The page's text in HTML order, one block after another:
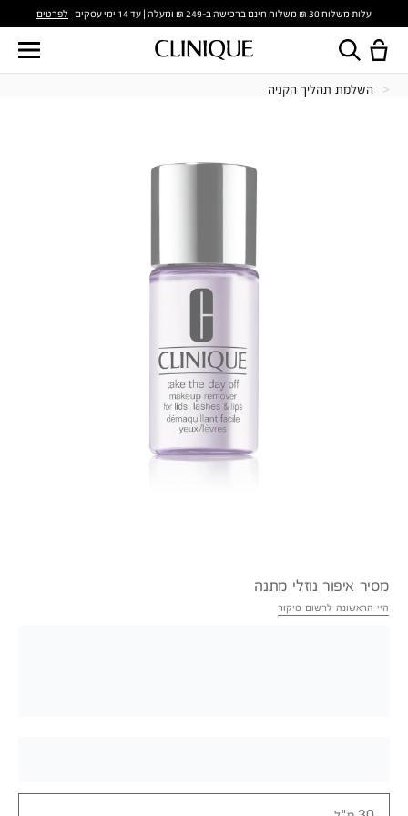
עלות משלוח 30 ₪ משלוח חינם ברכישה ב-249 ₪ ומעלה | עד 14 ימי עסקים לפרטים
השלמת תהליך הקניה
מסיר איפור נוזלי מתנה
היי הראשונה לרשום סיקור